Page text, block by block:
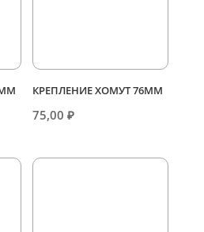
КРЕПЛЕНИЕ ХОМУТ 76ММ
75,00₽